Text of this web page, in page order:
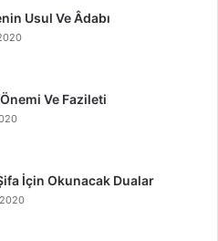
Usul Ve Âdabı
Ve Fazileti
İçin Okunacak Dualar